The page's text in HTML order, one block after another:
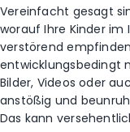
Vereinfacht gesagt
worauf Ihre Kinder im
verstörend
entwicklungsbedingt
Bilder, Videos oder
anstößig und
Das kann